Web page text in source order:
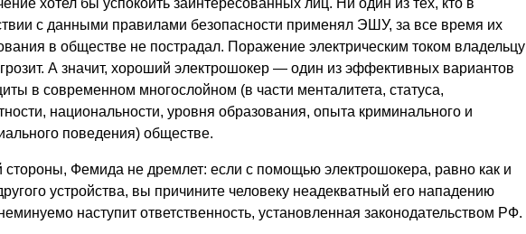
с данными правилами безопасности применял ЭШУ, за все время их
в обществе не пострадал. Поражение электрическим током владельцу
А значит, хороший электрошокер — один из эффективных вариантов
в современном многослойном (в части менталитета, статуса,
национальности, уровня образования, опыта криминального и
поведения) обществе.
стороны, Фемида не дремлет: если с помощью электрошокера, равно как и
устройства, вы причините человеку неадекватный его нападению
наступит ответственность, установленная законодательством РФ.